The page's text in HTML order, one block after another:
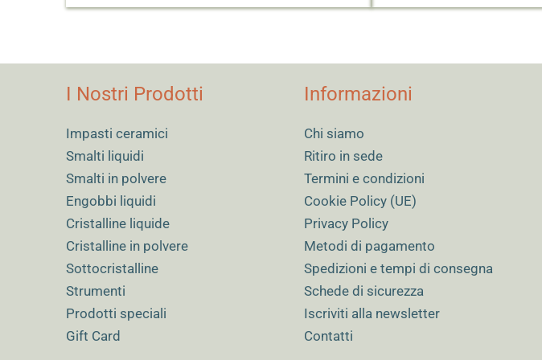
I Nostri Prodotti
Impasti ceramici
Smalti liquidi
Smalti in polvere
Engobbi liquidi
Cristalline liquide
Cristalline in polvere
Sottocristalline
Strumenti
Prodotti speciali
Gift Card
Informazioni
Chi siamo
Ritiro in sede
Termini e condizioni
Cookie Policy (UE)
Privacy Policy
Metodi di pagamento
Spedizioni e tempi di consegna
Schede di sicurezza
Iscriviti alla newsletter
Contatti